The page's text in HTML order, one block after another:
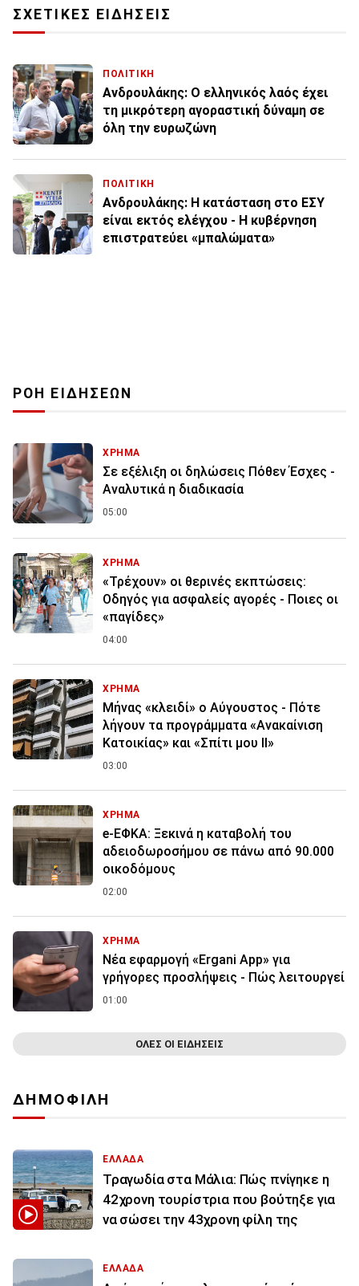
ΣΧΕΤΙΚΕΣ ΕΙΔΗΣΕΙΣ
ΠΟΛΙΤΙΚΗ
Ανδρουλάκης: Ο ελληνικός λαός έχει
τη μικρότερη αγοραστική δύναμη σε
όλη την ευρωζώνη
ΠΟΛΙΤΙΚΗ
Ανδρουλάκης: Η κατάσταση στο ΕΣΥ
είναι εκτός ελέγχου - Η κυβέρνηση
επιστρατεύει «μπαλώματα»
ΡΟΗ ΕΙΔΗΣΕΩΝ
ΧΡΗΜΑ
Σε εξέλιξη οι δηλώσεις Πόθεν Έσχες -
Αναλυτικά η διαδικασία
05:00
ΧΡΗΜΑ
«Τρέχουν» οι θερινές εκπτώσεις:
Οδηγός για ασφαλείς αγορές - Ποιες οι
«παγίδες»
04:00
ΧΡΗΜΑ
Μήνας «κλειδί» ο Αύγουστος - Πότε
λήγουν τα προγράμματα «Ανακαίνιση
Κατοικίας» και «Σπίτι μου ΙΙ»
03:00
ΧΡΗΜΑ
e-ΕΦΚΑ: Ξεκινά η καταβολή του
αδειοδωροσήμου σε πάνω από 90.000
οικοδόμους
02:00
ΧΡΗΜΑ
Νέα εφαρμογή «Ergani App» για
γρήγορες προσλήψεις - Πώς λειτουργεί
01:00
ΟΛΕΣ ΟΙ ΕΙΔΗΣΕΙΣ
ΔΗΜΟΦΙΛΗ
ΕΛΛΑΔΑ
Τραγωδία στα Μάλια: Πώς πνίγηκε η
42χρονη τουρίστρια που βούτηξε για
να σώσει την 43χρονη φίλη της
ΕΛΛΑΔΑ